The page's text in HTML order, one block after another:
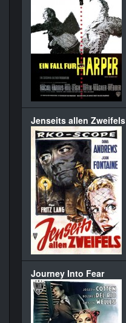
Jenseits allen Zweifels
Journey Into Fear